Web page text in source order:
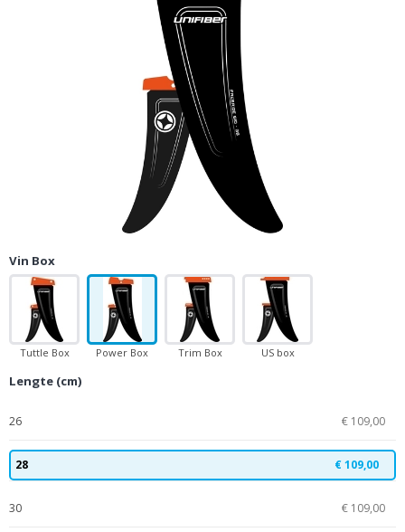
Vin Box
Tuttle Box Power Box Trim Box US box
Lengte (cm)
26 € 109,00
28 € 109,00
30 € 109,00